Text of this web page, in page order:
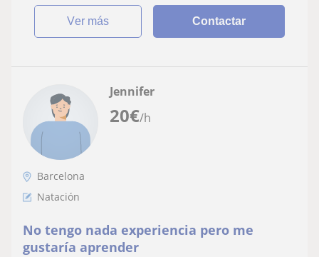
ver más Contactar
20€/h
Jennifer
Barcelona
Natación
No tengo nada experiencia pero me
gustaría aprender